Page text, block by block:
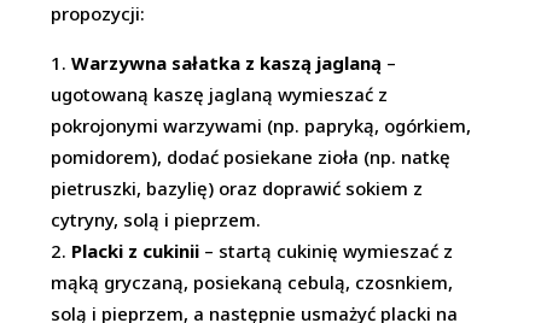
propozycji:
Warzywna sałatka z kaszą jaglaną –
ugotowaną kaszę jaglaną wymieszać z
pokrojonymi warzywami (np. papryką, ogórkiem,
pomidorem), dodać posiekane zioła (np. natkę
pietruszki, bazylię) oraz doprawić sokiem z
cytryny, solą i pieprzem.
Placki z cukinii – startą cukinię wymieszać z
mąką gryczaną, posiekaną cebulą, czosnkiem,
solą i pieprzem, a następnie usmażyć placki na